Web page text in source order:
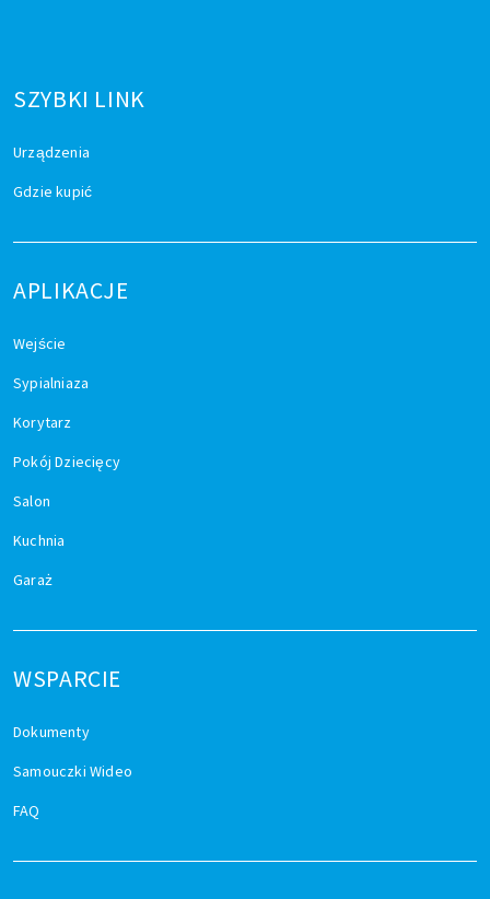
SZYBKI LINK
Urządzenia
Gdzie kupić
APLIKACJE
Wejście
Sypialniaza
Korytarz
Pokój Dziecięcy
Salon
Kuchnia
Garaż
WSPARCIE
Dokumenty
Samouczki Wideo
FAQ